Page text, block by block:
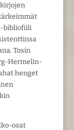
bibliofiili
Tosin
Hermelin-
henget
osat